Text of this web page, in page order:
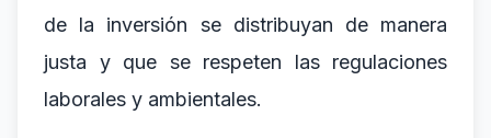
de la inversión se distribuyan de manera
justa y que se respeten las regulaciones
laborales y ambientales.